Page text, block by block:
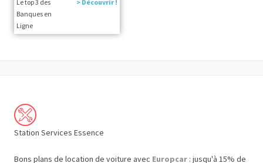
Le top 3 des
Banques en
Ligne
> Découvrir !
Station Services Essence
Bons plans de location de voiture avec Europcar : jusqu'à 15% de